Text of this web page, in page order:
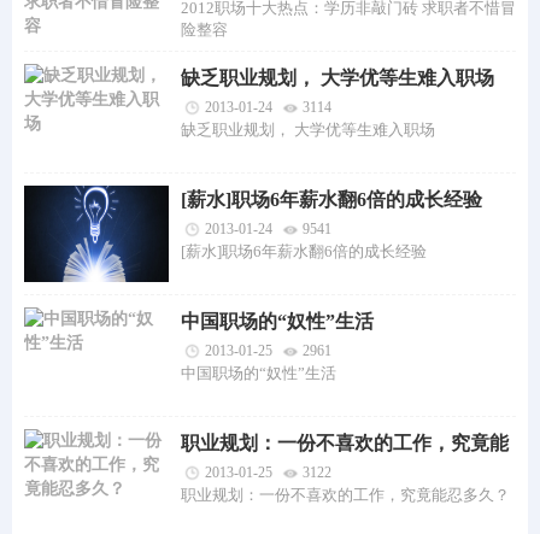
2012职场十大热点：学历非敲门砖 求职者不惜冒
险整容
缺乏职业规划， 大学优等生难入职场
2013-01-24 3114
缺乏职业规划， 大学优等生难入职场
[薪水]职场6年薪水翻6倍的成长经验
2013-01-24 9541
[薪水]职场6年薪水翻6倍的成长经验
中国职场的“奴性”生活
2013-01-25 2961
中国职场的“奴性”生活
职业规划：一份不喜欢的工作，究竟能
忍多久？
2013-01-25 3122
职业规划：一份不喜欢的工作，究竟能忍多久？